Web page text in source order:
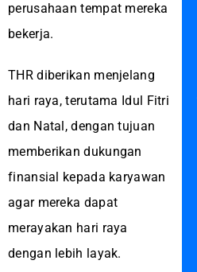
perusahaan tempat mereka
bekerja.
THR diberikan menjelang
hari raya, terutama Idul Fitri
dan Natal, dengan tujuan
memberikan dukungan
finansial kepada karyawan
agar mereka dapat
merayakan hari raya
dengan lebih layak.